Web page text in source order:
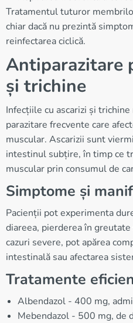
Tratamentul tuturor
chiar dacă nu prezintă
reinfectarea ciclică.
Antiparazitare
și trichine
Infecțiile cu ascarizi și
parazitare frecvente care
muscular. Ascarizii sunt
intestinul subțire, în timp ce
muscular prin consumul de
Simptome și
Pacienții pot experimenta
diareea, pierderea în
cazuri severe, pot apărea
intestinală sau afectarea
Tratamente
Albendazol - 400 mg,
Mebendazol - 500 mg, de